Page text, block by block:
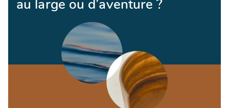
au large ou d’aventure ?